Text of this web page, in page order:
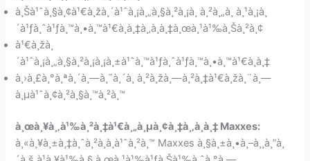
à¸Šà¹ˆà¸§à¸¢à¹€à¸žà¸´à¹ˆà¸¡à¸„à¸§à¸²à¸¡à¸ à¸²à¸„à¸ à¸¹à¸¡à¸
´à¹ƒà¸ˆà¹ƒà¸™à¸•à¸™à¹€à¸­à¸‡à¸‚à¸­à¸‡à¸œà¸¹à¹‰à¸Šà¸²à¸¢
à¹€à¸žà¸
´à¹ˆà¸¡à¸„à¸§à¸²à¸¡à¸¡à¸±à¹ˆà¸™à¹ƒà¸ˆà¹ƒà¸™à¸•à¸™à¹€à¸­à¸‡
à¸›à¸£à¸°à¸ªà¸´à¸—à¸˜à¸´à¸ à¸²à¸žà¸—à¸²à¸‡à¹€à¸žà¸¨à¸—
à¸µà¹ˆà¸¢à¸²à¸§à¸™à¸²à¸™
à¸œà¸¥à¸‚à¹‰à¸²à¸‡à¹€à¸„à¸µà¸¢à¸‡à¸‚à¸­à¸‡ Maxxes:
à¸«à¸¥à¸±à¸‡à¸ˆà¸²à¸à¸­à¹ˆà¸²à¸™ Maxxes à¸§à¸±à¸•à¸–à¸¸à¸”à¸